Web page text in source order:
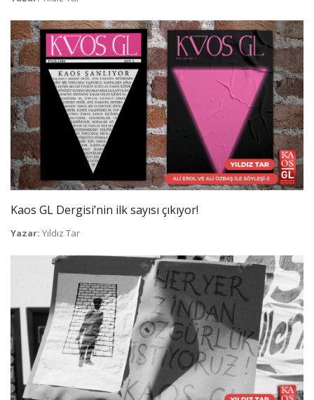
Kaos GL Dergisi’nin ilk sayısı çıkıyor!
Yazar: Yıldız Tar